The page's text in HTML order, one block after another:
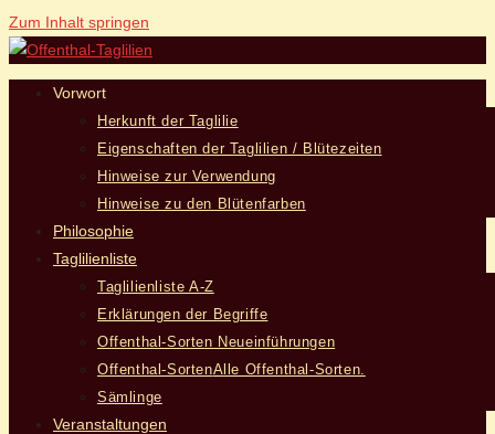
Zum Inhalt springen
Vorwort
Herkunft der Taglilie
Eigenschaften der Taglilien / Blütezeiten
Hinweise zur Verwendung
Hinweise zu den Blütenfarben
Philosophie
Taglilienliste
Taglilienliste A-Z
Erklärungen der Begriffe
Offenthal-Sorten Neueinführungen
Offenthal-SortenAlle Offenthal-Sorten.
Sämlinge
Veranstaltungen